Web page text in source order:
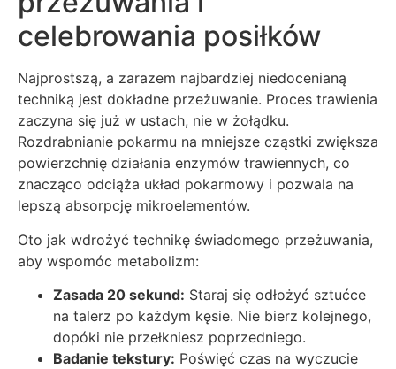
celebrowania posiłków
Najprostszą, a zarazem najbardziej niedocenianą
techniką jest dokładne przeżuwanie. Proces trawienia
zaczyna się już w ustach, nie w żołądku.
Rozdrabnianie pokarmu na mniejsze cząstki zwiększa
powierzchnię działania enzymów trawiennych, co
znacząco odciąża układ pokarmowy i pozwala na
lepszą absorpcję mikroelementów.
Oto jak wdrożyć technikę świadomego przeżuwania,
aby wspomóc metabolizm:
Zasada 20 sekund: Staraj się odłożyć sztućce
na talerz po każdym kęsie. Nie bierz kolejnego,
dopóki nie przełkniesz poprzedniego.
Badanie tekstury: Poświęć czas na wyczucie